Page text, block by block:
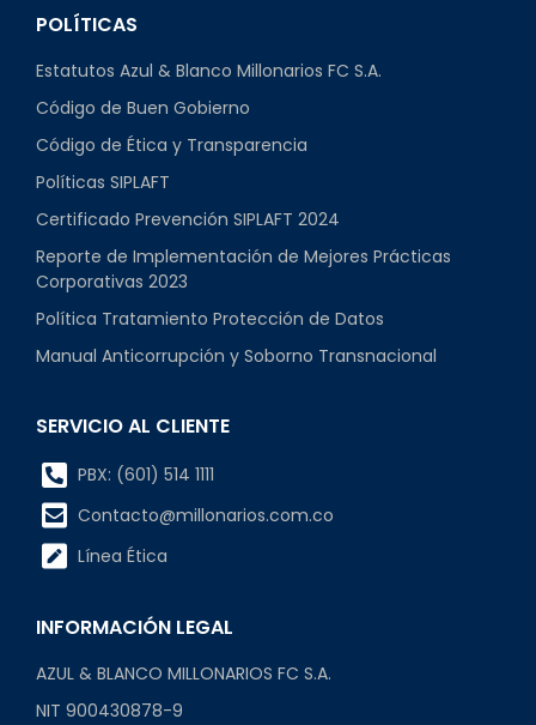
POLÍTICAS
Estatutos Azul & Blanco Millonarios FC S.A.
Código de Buen Gobierno
Código de Ética y Transparencia
Políticas SIPLAFT
Certificado Prevención SIPLAFT 2024
Reporte de Implementación de Mejores Prácticas
Corporativas 2023
Política Tratamiento Protección de Datos
Manual Anticorrupción y Soborno Transnacional
SERVICIO AL CLIENTE
PBX: (601) 514 1111
Contacto@millonarios.com.co
Línea Ética
INFORMACIÓN LEGAL
AZUL & BLANCO MILLONARIOS FC S.A.
NIT 900430878-9